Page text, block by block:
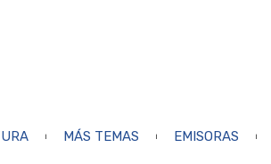
MÁS TEMAS EMISORAS